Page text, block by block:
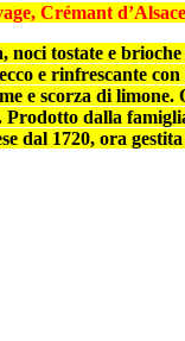
Crémant
noci tostate e brioche
e rinfrescante
e scorza di
Prodotto dalla
dal 1720, ora